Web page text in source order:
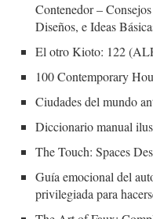
Contenedor –
Diseños, e Ideas
El otro Kioto: 122
100 Contemporary
Ciudades del mundo
Diccionario manual
The Touch: Spaces
Guía emocional del
privilegiada para